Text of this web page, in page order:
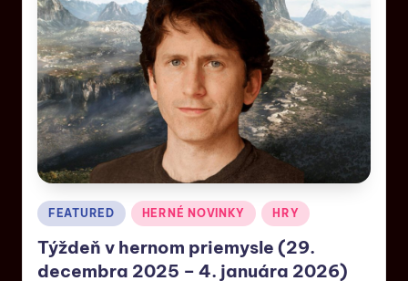
FEATURED HERNÉ NOVINKY HRY
Týždeň v hernom priemysle (29.
decembra 2025 – 4. januára 2026)